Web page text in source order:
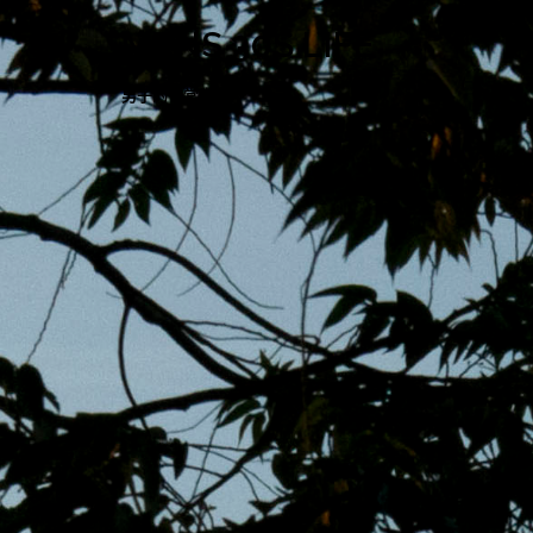
跳
至
主
內
MENS 30S LIFE
男子的日常生活